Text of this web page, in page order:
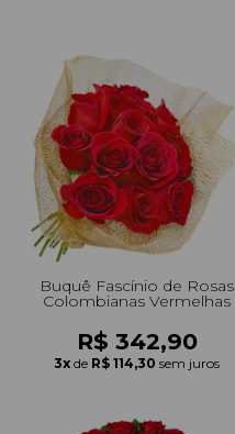
Buquê Fascínio de Rosas
Colombianas Vermelhas
R$ 342,90
3x de R$ 114,30 sem juros